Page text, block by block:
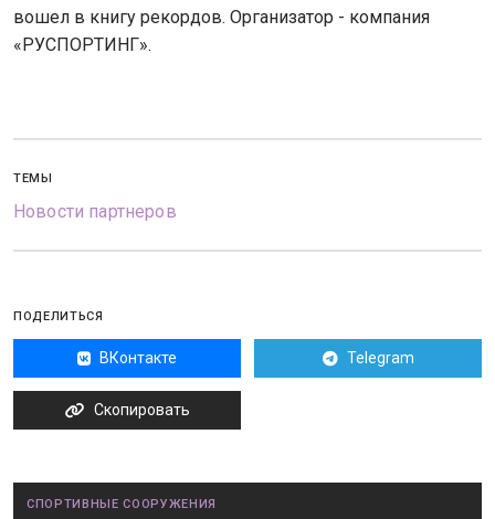
вошел в книгу рекордов. Организатор - компания
«РУСПОРТИНГ».
ТЕМЫ
Новости партнеров
ПОДЕЛИТЬСЯ
ВКонтакте Telegram
Скопировать
СПОРТИВНЫЕ СООРУЖЕНИЯ